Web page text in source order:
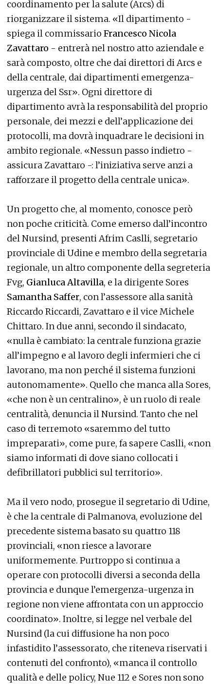
coordinamento per la salute (Arcs) di
riorganizzare il sistema. «Il dipartimento -
spiega il commissario Francesco Nicola
Zavattaro - entrerà nel nostro atto aziendale e
sarà composto, oltre che dai direttori di Arcs e
della centrale, dai dipartimenti emergenza-
urgenza del Ssr». Ogni direttore di
dipartimento avrà la responsabilità del proprio
personale, dei mezzi e dell’applicazione dei
protocolli, ma dovrà inquadrare le decisioni in
ambito regionale. «Nessun passo indietro -
assicura Zavattaro -: l’iniziativa serve anzi a
rafforzare il progetto della centrale unica».
Un progetto che, al momento, conosce però
non poche criticità. Come emerso dall’incontro
del Nursind, presenti Afrim Caslli, segretario
provinciale di Udine e membro della segretaria
regionale, un altro componente della segreteria
Fvg, Gianluca Altavilla, e la dirigente Sores
Samantha Saffer, con l’assessore alla sanità
Riccardo Riccardi, Zavattaro e il vice Michele
Chittaro. In due anni, secondo il sindacato,
«nulla è cambiato: la centrale funziona grazie
all’impegno e al lavoro degli infermieri che ci
lavorano, ma non perché il sistema funzioni
autonomamente». Quello che manca alla Sores,
«che non è un centralino», è un ruolo di reale
centralità, denuncia il Nursind. Tanto che nel
caso di terremoto «saremmo del tutto
impreparati», come pure, fa sapere Caslli, «non
siamo informati di dove siano collocati i
defibrillatori pubblici sul territorio».
Ma il vero nodo, prosegue il segretario di Udine,
è che la centrale di Palmanova, evoluzione del
precedente sistema basato su quattro 118
provinciali, «non riesce a lavorare
uniformemente. Purtroppo si continua a
operare con protocolli diversi a seconda della
provincia e dunque l’emergenza-urgenza in
regione non viene affrontata con un approccio
coordinato». Inoltre, si legge nel verbale del
Nursind (la cui diffusione ha non poco
infastidito l’assessorato, che riteneva riservati i
contenuti del confronto), «manca il controllo
qualità e delle policy, Nue 112 e Sores non sono